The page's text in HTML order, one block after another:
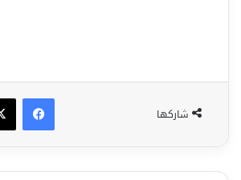
شاركها